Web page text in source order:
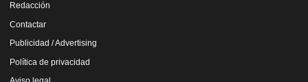
Redacción
Contactar
Publicidad / Advertising
Política de privacidad